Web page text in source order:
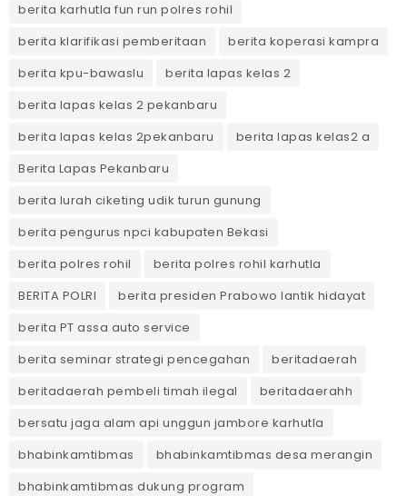
berita karhutla fun run polres rohil
berita klarifikasi pemberitaan
berita koperasi kampra
berita kpu-bawaslu
berita lapas kelas 2
berita lapas kelas 2 pekanbaru
berita lapas kelas 2pekanbaru
berita lapas kelas2 a
Berita Lapas Pekanbaru
berita lurah ciketing udik turun gunung
berita pengurus npci kabupaten Bekasi
berita polres rohil
berita polres rohil karhutla
BERITA POLRI
berita presiden Prabowo lantik hidayat
berita PT assa auto service
berita seminar strategi pencegahan
beritadaerah
beritadaerah pembeli timah ilegal
beritadaerahh
bersatu jaga alam api unggun jambore karhutla
bhabinkamtibmas
bhabinkamtibmas desa merangin
bhabinkamtibmas dukung program